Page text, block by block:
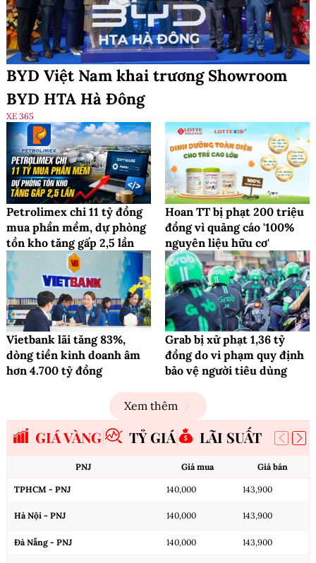
BYD Việt Nam khai trương Showroom
BYD HTA Hà Đông
XE 365
Petrolimex chi 11 tỷ đồng
mua phần mềm, dự phòng
tồn kho tăng gấp 2,5 lần
Hoan TT bị phạt 200 triệu
đồng vì quảng cáo '100%
nguyên liệu hữu cơ'
Vietbank lãi tăng 83%,
dòng tiền kinh doanh âm
hơn 4.700 tỷ đồng
Grab bị xử phạt 1,36 tỷ
đồng do vi phạm quy định
bảo vệ người tiêu dùng
Xem thêm
GIÁ VÀNG TỶ GIÁ LÃI SUẤT
PNJ Giá mua Giá bán
TPHCM - PNJ 140,000 143,900
Hà Nội - PNJ 140,000 143,900
Đà Nẵng - PNJ 140,000 143,900